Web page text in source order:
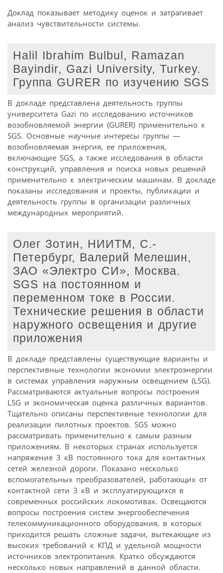
Доклад показывает методику оценок и затрагивает
анализ чувствительности системы.
Halil Ibrahim Bulbul, Ramazan
Bayindir, Gazi University, Turkey.
Группа GURER по изучению SGS
В докладе представлена деятельность группы
университета Gazi по исследованию источников
возобновляемой энергии (GURER) применительно к
SGS. Основные научные интересы группы —
возобновляемая энергия, ее приложения,
включающие SGS, а также исследования в области
конструкций, управления и поиска новых решений
применительно к электрическим машинам. В докладе
показаны исследования и проекты, публикации и
деятельность группы в организации различных
международных мероприятий.
Олег Зотин, НИИТМ, С.-
Петербург, Валерий Мелешин,
ЗАО «Электро СИ», Москва.
SGS на постоянном и
переменном токе в России.
Технические решения в области
наружного освещения и другие
приложения
В докладе представлены существующие варианты и
перспективные технологии экономии электроэнергии
в системах управления наружным освещением (LSG).
Рассматриваются актуальные вопросы построения
LSG и экономическая оценка различных вариантов.
Тщательно описаны перспективные технологии для
реализации пилотных проектов. SGS можно
рассматривать применительно к самым разным
приложениям. В некоторых странах используется
напряжение 3 кВ постоянного тока для контактных
сетей железной дороги. Показано несколько
вспомогательных преобразователей, работающих от
контактной сети 3 кВ и эксплуатирующихся в
современных российских локомотивах. Освещаются
вопросы построения систем энергообеспечения
телекоммуникационного оборудования, в которых
приходится решать сложные задачи, вытекающие из
высоких требований к КПД и удельной мощности
источников электропитания. Кратко обсуждаются
несколько новых направлений в данной области.